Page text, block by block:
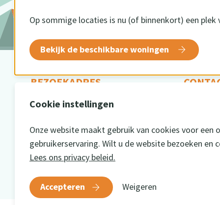
Op sommige locaties is nu (of binnenkort) een plek
Bekijk de beschikbare woningen
Cookie instellingen
Onze website maakt gebruik van cookies voor een
gebruikerservaring. Wilt u de website bezoeken en
Lees ons privacy beleid.
Accepteren Weigeren
BEZOEKADRES
Oude Winterswijkseweg 1